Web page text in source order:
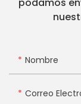
podamos
Nombre
Correo